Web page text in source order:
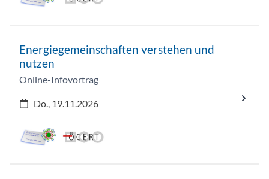
Energiegemeinschaften verstehen und
nutzen
Online-Infovortrag
Do., 19.11.2026